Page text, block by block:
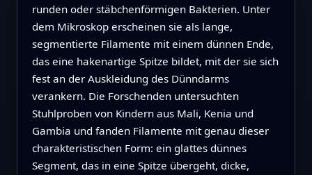
runden oder stäbchenförmigen Bakterien. Unter
dem Mikroskop erscheinen sie als lange,
segmentierte Filamente mit einem dünnen Ende,
das eine hakenartige Spitze bildet, mit der sie sich
fest an der Auskleidung des Dünndarms
verankern. Die Forschenden untersuchten
Stuhlproben von Kindern aus Mali, Kenia und
Gambia und fanden Filamente mit genau dieser
charakteristischen Form: ein glattes dünnes
Segment, das in eine Spitze übergeht, dicke,